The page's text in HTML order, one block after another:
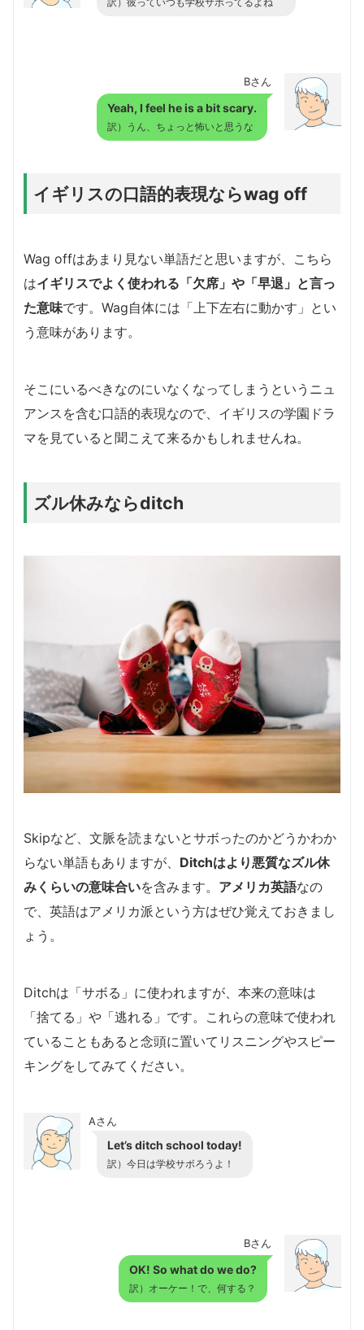
訳）彼っていつも学校サボってるよね
Bさん
Yeah, I feel he is a bit scary.
訳）うん、ちょっと怖いと思うな
イギリスの口語的表現ならwag off
Wag offはあまり見ない単語だと思いますが、こちら
はイギリスでよく使われる「欠席」や「早退」と言っ
た意味です。Wag自体には「上下左右に動かす」とい
う意味があります。
そこにいるべきなのにいなくなってしまうというニュ
アンスを含む口語的表現なので、イギリスの学園ドラ
マを見ていると聞こえて来るかもしれませんね。
ズル休みならditch
Skipなど、文脈を読まないとサボったのかどうかわか
らない単語もありますが、 Ditchはより悪質なズル休
みくらいの意味合いを含みます。 アメリカ英語なの
で、英語はアメリカ派という方はぜひ覚えておきまし
ょう。
Ditchは「サボる」に使われますが、本来の意味は
「捨てる」や「逃れる」です。これらの意味で使われ
ていることもあると念頭に置いてリスニングやスピー
キングをしてみてください。
Aさん
Let’s ditch school today!
訳）今日は学校サボろうよ！
Bさん
OK! So what do we do?
訳）オーケー！で、何する？